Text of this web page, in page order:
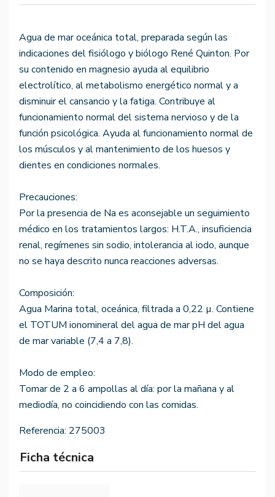
Agua de mar oceánica total, preparada según las
indicaciones del fisiólogo y biólogo René Quinton. Por
su contenido en magnesio ayuda al equilibrio
electrolítico, al metabolismo energético normal y a
disminuir el cansancio y la fatiga. Contribuye al
funcionamiento normal del sistema nervioso y de la
función psicológica. Ayuda al funcionamiento normal de
los músculos y al mantenimiento de los huesos y
dientes en condiciones normales.
Precauciones:
Por la presencia de Na es aconsejable un seguimiento
médico en los tratamientos largos: H.T.A., insuficiencia
renal, regímenes sin sodio, intolerancia al iodo, aunque
no se haya descrito nunca reacciones adversas.
Composición:
Agua Marina total, oceánica, filtrada a 0,22 µ. Contiene
el TOTUM ionomineral del agua de mar pH del agua
de mar variable (7,4 a 7,8).
Modo de empleo:
Tomar de 2 a 6 ampollas al día: por la mañana y al
mediodía, no coincidiendo con las comidas.
Referencia: 275003
Ficha técnica